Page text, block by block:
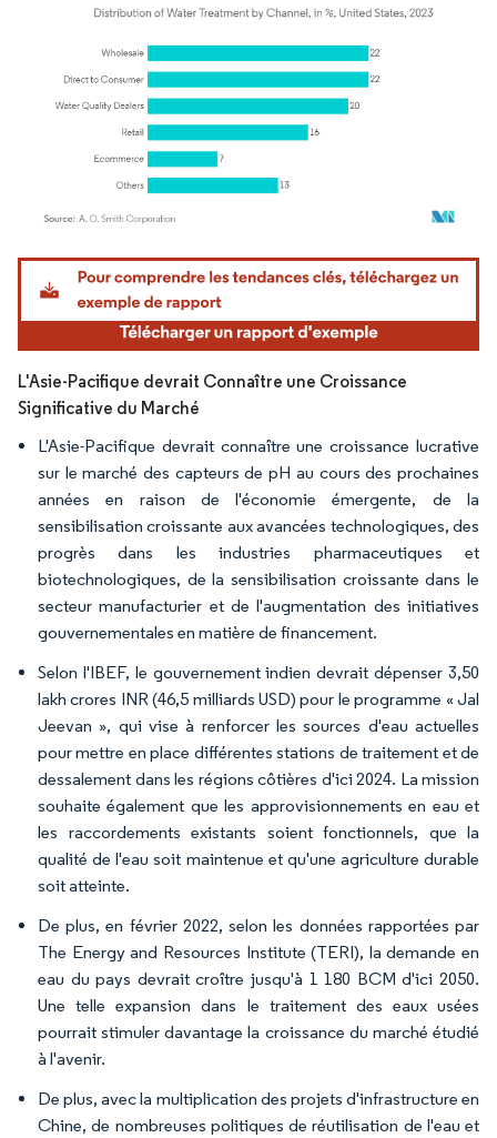
Image © Mordor Intelligence. La réutilisation nécessite une attribution sous CC BY
L'Asie-Pacifique devrait Connaître une Croissance
Significative du Marché
L'Asie-Pacifique devrait connaître une croissance lucrative
sur le marché des capteurs de pH au cours des prochaines
années en raison de l'économie émergente, de la
sensibilisation croissante aux avancées technologiques, des
progrès dans les industries pharmaceutiques et
biotechnologiques, de la sensibilisation croissante dans le
secteur manufacturier et de l'augmentation des initiatives
gouvernementales en matière de financement.
Selon l'IBEF, le gouvernement indien devrait dépenser 3,50
lakh crores INR (46,5 milliards USD) pour le programme « Jal
Jeevan », qui vise à renforcer les sources d'eau actuelles
pour mettre en place différentes stations de traitement et de
dessalement dans les régions côtières d'ici 2024. La mission
souhaite également que les approvisionnements en eau et
les raccordements existants soient fonctionnels, que la
qualité de l'eau soit maintenue et qu'une agriculture durable
soit atteinte.
De plus, en février 2022, selon les données rapportées par
The Energy and Resources Institute (TERI), la demande en
eau du pays devrait croître jusqu'à 1 180 BCM d'ici 2050.
Une telle expansion dans le traitement des eaux usées
pourrait stimuler davantage la croissance du marché étudié
à l'avenir.
De plus, avec la multiplication des projets d'infrastructure en
Chine, de nombreuses politiques de réutilisation de l'eau et